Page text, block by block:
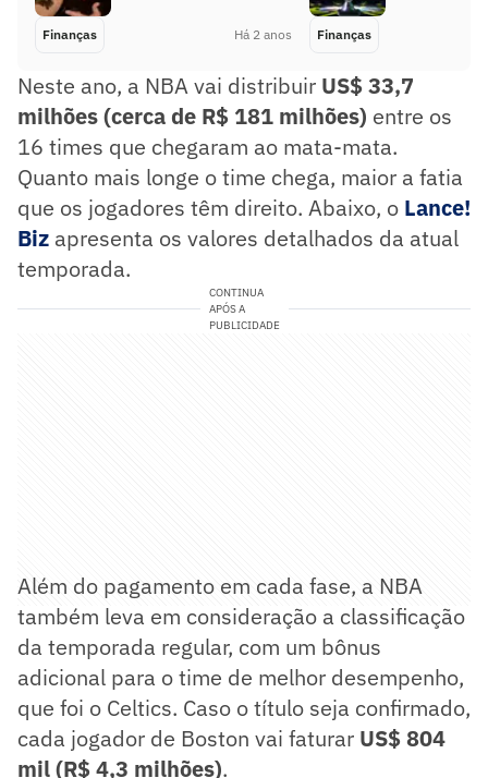
Finanças Há 2 anos Finanças
Neste ano, a NBA vai distribuir US$ 33,7
milhões (cerca de R$ 181 milhões) entre os
16 times que chegaram ao mata-mata.
Quanto mais longe o time chega, maior a fatia
que os jogadores têm direito. Abaixo, o Lance!
Biz apresenta os valores detalhados da atual
temporada.
CONTINUA
APÓS A
PUBLICIDADE
Além do pagamento em cada fase, a NBA
também leva em consideração a classificação
da temporada regular, com um bônus
adicional para o time de melhor desempenho,
que foi o Celtics. Caso o título seja confirmado,
cada jogador de Boston vai faturar US$ 804
mil (R$ 4,3 milhões).